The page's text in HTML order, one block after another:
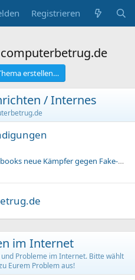
Registrieren
erstellen…
/ Internes
Correctiv.org: Das sind Facebooks neue Kämpfer gegen Fake-News
im Internet
Probleme im Internet. Bitte wählt
Eurem Problem aus!